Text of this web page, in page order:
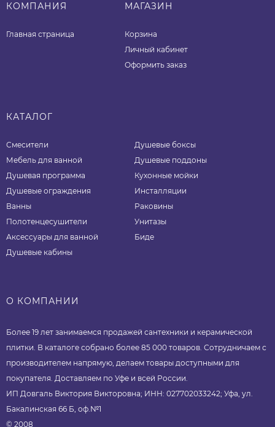
КОМПАНИЯ
Главная страница
МАГАЗИН
Корзина
Личный кабинет
Оформить заказ
КАТАЛОГ
Смесители
Мебель для ванной
Душевая программа
Душевые ограждения
Ванны
Полотенцесушители
Аксессуары для ванной
Душевые кабины
Душевые боксы
Душевые поддоны
Кухонные мойки
Инсталляции
Раковины
Унитазы
Биде
О КОМПАНИИ
Более 19 лет занимаемся продажей сантехники и керамической
плитки. В каталоге собрано более 85 000 товаров. Сотрудничаем с
производителем напрямую, делаем товары доступными для
покупателя. Доставляем по Уфе и всей России.
ИП Довгаль Виктория Викторовна; ИНН: 027702033242; Уфа, ул.
Бакалинская 66 Б, оф.№1
© 2008